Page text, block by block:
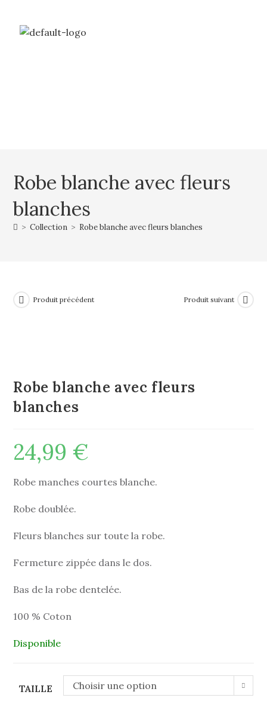
Robe blanche avec fleurs
blanches
> Collection > Robe blanche avec fleurs blanches
Produit précédent Produit suivant
Robe blanche avec fleurs
blanches
24,99 €
Robe manches courtes blanche.
Robe doublée.
Fleurs blanches sur toute la robe.
Fermeture zippée dans le dos.
Bas de la robe dentelée.
100 % Coton
Disponible
TAILLE Choisir une option